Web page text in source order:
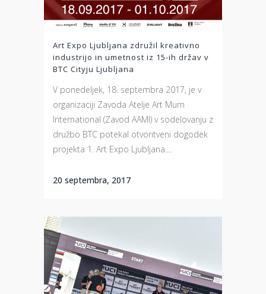
Art Expo Ljubljana združil kreativno
industrijo in umetnost iz 15-ih držav v
BTC Cityju Ljubljana
V ponedeljek, 18. septembra 2017, je v
organizaciji Zavoda Atelje Art Murn
International (Zavod AAMI) v sodelovanju z
družbo BTC potekal otvoritveni dogodek
projekta 1. Art Expo Ljubljana....
20 septembra, 2017